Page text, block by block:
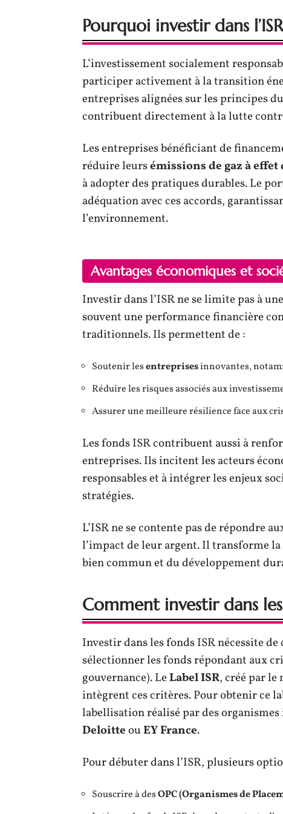
Pourquoi investir dans
L’investissement socialement
participer activement à la transition
entreprises alignées sur les principes
contribuent directement à la lutte
Les entreprises bénéficiant de
réduire leursémissions de gaz à effet
à adopter des pratiques durables. Le
adéquation avec ces accords,
l’environnement.
Avantages économiques et
Investir dans l’ISR ne se limite pas à
souvent une performance financière
traditionnels. Ils permettent de :
Soutenir lesentreprisesinnovantes,
Réduire les risques associés aux
Assurer une meilleure résilience face aux
Les fonds ISR contribuent aussi à
entreprises. Ils incitent les acteurs
responsables et à intégrer les enjeux
stratégies.
L’ISR ne se contente pas de répondre
l’impact de leur argent. Il transforme
bien commun et du développement
Comment investir dans les
Investir dans les fonds ISR nécessite
sélectionner les fonds répondant aux
gouvernance). LeLabel ISR, créé par le
intègrent ces critères. Pour obtenir ce
labellisation réalisé par des organismes
DeloitteouEY France.
Pour débuter dans l’ISR, plusieurs
Souscrire à desOPC (Organismes de